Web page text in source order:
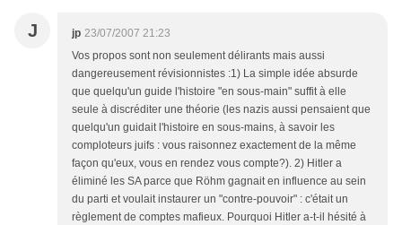
J jp 23/07/2007 21:23
Vos propos sont non seulement délirants mais aussi
dangereusement révisionnistes :1) La simple idée absurde
que quelqu'un guide l'histoire "en sous-main" suffit à elle
seule à discréditer une théorie (les nazis aussi pensaient que
quelqu'un guidait l'histoire en sous-mains, à savoir les
comploteurs juifs : vous raisonnez exactement de la même
façon qu'eux, vous en rendez vous compte?). 2) Hitler a
éliminé les SA parce que Röhm gagnait en influence au sein
du parti et voulait instaurer un "contre-pouvoir" : c'était un
règlement de comptes mafieux. Pourquoi Hitler a-t-il hésité à